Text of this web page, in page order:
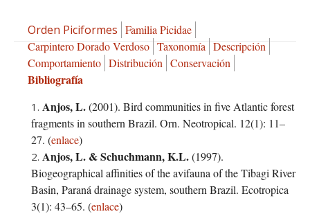
Orden Piciformes Familia Picidae
Carpintero Dorado Verdoso Taxonomía Descripción
Comportamiento Distribución Conservación
Bibliografía
Anjos, L.(2001). Bird communities in five Atlantic forest
fragments in southern Brazil. Orn. Neotropical. 12(1): 11–
27. (enlace)
Anjos, L. &Schuchmann, K.L.(1997).
Biogeographical affinities of the avifauna of the Tibagi River
Basin, Paraná drainage system, southern Brazil. Ecotropica
3(1): 43–65. (enlace)